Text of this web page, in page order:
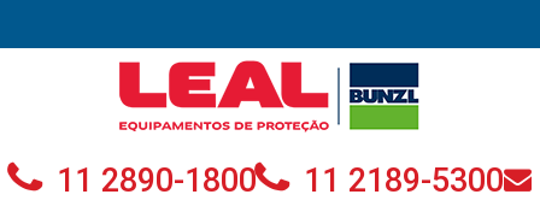
11 2890-1800 11 2189-5300